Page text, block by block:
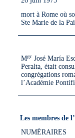
mort à Rome où
Ste Marie de la
MgrJosé María
Peralta, était
congrégations
l’Académie
Les membres de
NUMÉRAIRES